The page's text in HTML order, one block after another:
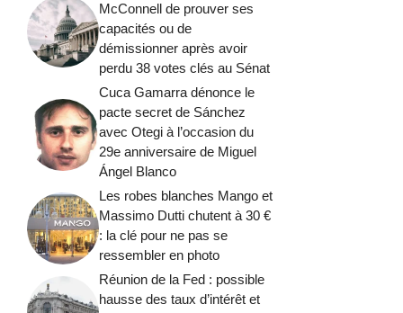
McConnell de prouver ses
capacités ou de
démissionner après avoir
perdu 38 votes clés au Sénat
Cuca Gamarra dénonce le
pacte secret de Sánchez
avec Otegi à l’occasion du
29e anniversaire de Miguel
Ángel Blanco
Les robes blanches Mango et
Massimo Dutti chutent à 30 €
: la clé pour ne pas se
ressembler en photo
Réunion de la Fed : possible
hausse des taux d’intérêt et